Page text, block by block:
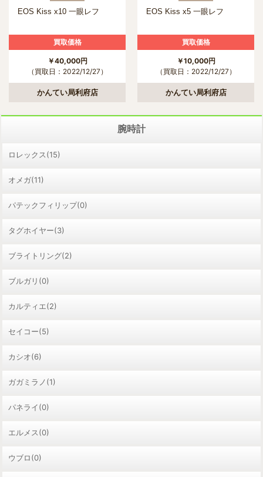
EOS Kiss x10 一眼レフ
買取価格
￥40,000円
（買取日：2022/12/27）
かんてい局利府店
EOS Kiss x5 一眼レフ
買取価格
￥10,000円
（買取日：2022/12/27）
かんてい局利府店
腕時計
ロレックス(15)
オメガ(11)
パテックフィリップ(0)
タグホイヤー(3)
ブライトリング(2)
ブルガリ(0)
カルティエ(2)
セイコー(5)
カシオ(6)
ガガミラノ(1)
パネライ(0)
エルメス(0)
ウブロ(0)